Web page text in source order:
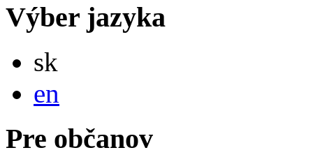
Výber jazyka
sk
en
Pre občanov